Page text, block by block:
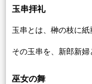
玉串拝礼
玉串とは、榊の枝に紙
その玉串を、新郎新婦
巫女の舞